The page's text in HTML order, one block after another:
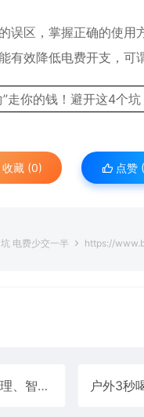
误区，掌握正确的使
效降低电费开支，可
收藏 (0) 点赞
电费少交一半 https://
动功能